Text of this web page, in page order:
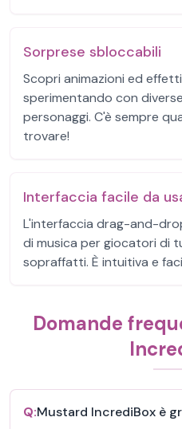
Sorprese sbloccabili
Scopri animazioni ed
sperimentando con
personaggi. C'è sempre
trovare!
Interfaccia facile da
L'interfaccia drag-and-
di musica per giocatori di
sopraffatti. È intuitiva e
Domande
Q:Mustard IncrediBox è